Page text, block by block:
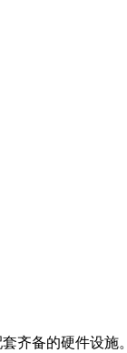
齐备的硬件设施。